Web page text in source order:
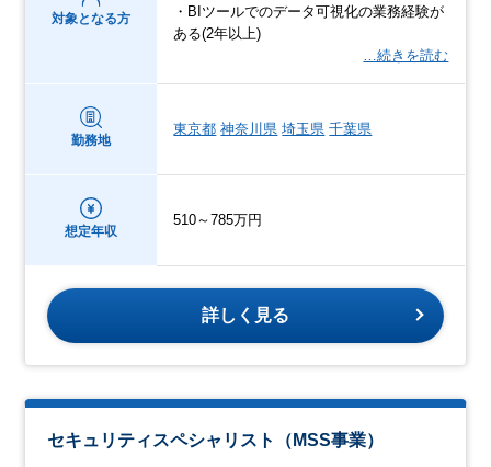
対象となる方
・BIツールでのデータ可視化の業務経験が
ある(2年以上)
…続きを読む
勤務地
東京都 神奈川県 埼玉県 千葉県
想定年収
510～785万円
詳しく見る
セキュリティスペシャリスト（MSS事業）